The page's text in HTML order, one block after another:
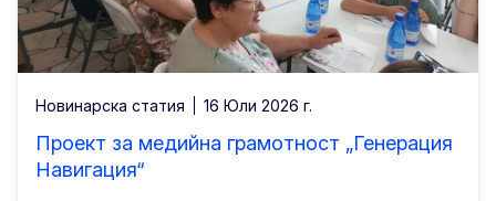
Новинарска статия 16 Юли 2026 г.
Проект за медийна грамотност „Генерация
Навигация“